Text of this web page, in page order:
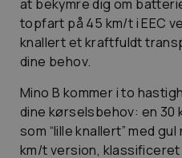
at bekymre dig om
topfart på 45 km/t i EEC
knallert et kraftfuldt
dine behov.
Mino B kommer i to
dine kørselsbehov: en
som “lille knallert” med
km/t version, klassificeret